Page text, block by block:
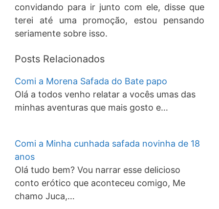
convidando para ir junto com ele, disse que
terei até uma promoção, estou pensando
seriamente sobre isso.
Posts Relacionados
Comi a Morena Safada do Bate papo
Olá a todos venho relatar a vocês umas das
minhas aventuras que mais gosto e…
Comi a Minha cunhada safada novinha de 18
anos
Olá tudo bem? Vou narrar esse delicioso
conto erótico que aconteceu comigo, Me
chamo Juca,…